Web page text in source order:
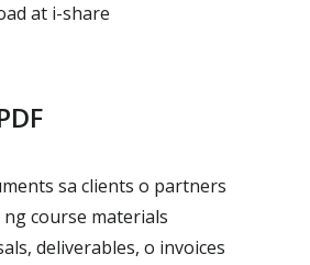
at i-share
sa clients o partners
course materials
deliverables, o invoices